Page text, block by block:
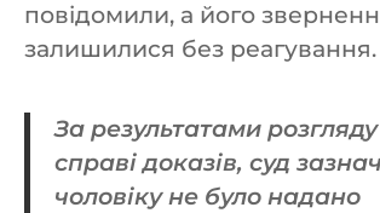
повідомили, а його
залишилися без реагування.
За результатами
справі доказів, суд
чоловіку не було надано